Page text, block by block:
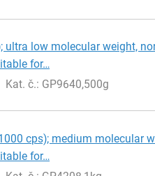
ultra low molecular weight,
for…
Kat. č.: GP9640,500g
cps); medium molecular
for…